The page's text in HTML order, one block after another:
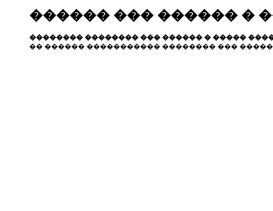
������ ��� ������ �
�������� �������� ��� ������ � �����
�� ������ ����������� �������� ���